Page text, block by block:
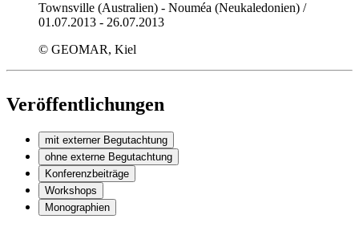
Townsville (Australien) - Nouméa (Neukaledonien) /
01.07.2013 - 26.07.2013
© GEOMAR, Kiel
Veröffentlichungen
mit externer Begutachtung
ohne externe Begutachtung
Konferenzbeiträge
Workshops
Monographien